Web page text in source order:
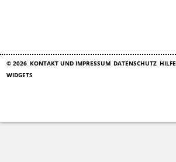
© 2026 KONTAKT UND IMPRESSUM DATENSCHUTZ HILFE
WIDGETS